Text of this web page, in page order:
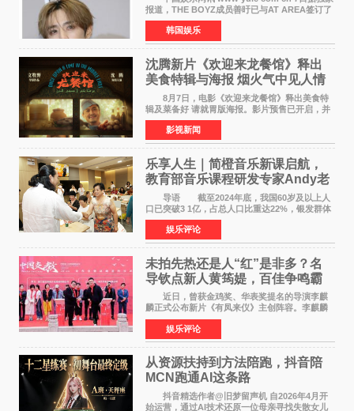
报道，THE BOYZ成员善旴已与AT AREA签订了
专属合约。AT AREA是由知名制作人组合
Groovy Room创立的hip-hop厂牌，旗下拥有多
位实力派音乐人，在韩
韩国娱乐
沈腾新片《欢迎来龙餐馆》释出
美食特辑与海报 烟火气中见人情
温暖
8月7日，电影《欢迎来龙餐馆》释出美食特
辑及菜备好 请就胃版海报。影片预售已开启，并
将于8月8日至10日14:00-21:00举行全国超前点
映。电影《欢迎来龙餐馆》作为战争美食喜剧大
片，讲述了中国
影视新闻
乐享人生｜简橙音乐新课启航，
教育部音乐课程研发专家Andy老
师重磅入驻领航银龄琴声
导语 截至2024年底，我国60岁及以上人
口已突破3 1亿，占总人口比重达22%，银发群体
的精神文化需求日益凸显。2024年1月，国务院办
公厅印发《关于发展银发经济增进老年人福祉的
意见》——这是
娱乐评论
未拍先热还是人“红”是非多？名
导钦点新人黄筠媞，百佳争鸣霸
气回应
近日，曾获金鸡奖、华表奖提名的导演李麒
麟正式公布新片《有凤来仪》主创阵容。李麒麟
早年凭电影《华容道》获得金鸡奖、华表奖提
名，此后长期参与国内外电影制作，其担任制片
人参与的作品亦曾
娱乐评论
从资源扶持到方法陪跑，抖音陪
MCN跑通AI这条路
抖音精选作者@旧梦留声机 自2026年4月开
始运营，通过AI技术还原一位母亲寻找失散女儿